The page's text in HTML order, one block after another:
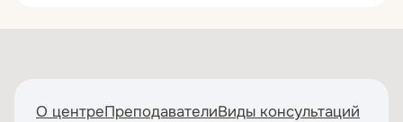
О центреПреподавателиВиды консультаций